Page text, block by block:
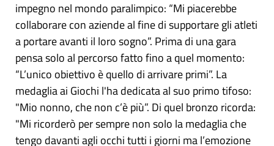
impegno nel mondo paralimpico: “Mi piacerebbe
collaborare con aziende al fine di supportare gli atleti
a portare avanti il loro sogno”. Prima di una gara
pensa solo al percorso fatto fino a quel momento:
“L’unico obiettivo è quello di arrivare primi”. La
medaglia ai Giochi l'ha dedicata al suo primo tifoso:
"Mio nonno, che non c’è più”. Di quel bronzo ricorda:
"Mi ricorderò per sempre non solo la medaglia che
tengo davanti agli occhi tutti i giorni ma l’emozione